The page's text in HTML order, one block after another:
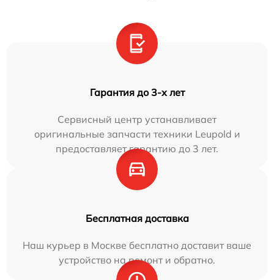
Гарантия до 3-х лет
Сервисный центр устанавливает
оригинальные запчасти техники Leupold и
предоставляет гарантию до 3 лет.
Бесплатная доставка
Наш курьер в Москве бесплатно доставит ваше
устройство на ремонт и обратно.